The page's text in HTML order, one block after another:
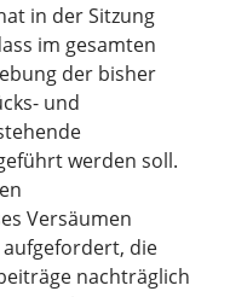
in der Sitzung
im gesamten
der bisher
und
werden soll.
Versäumen
die
nachträglich